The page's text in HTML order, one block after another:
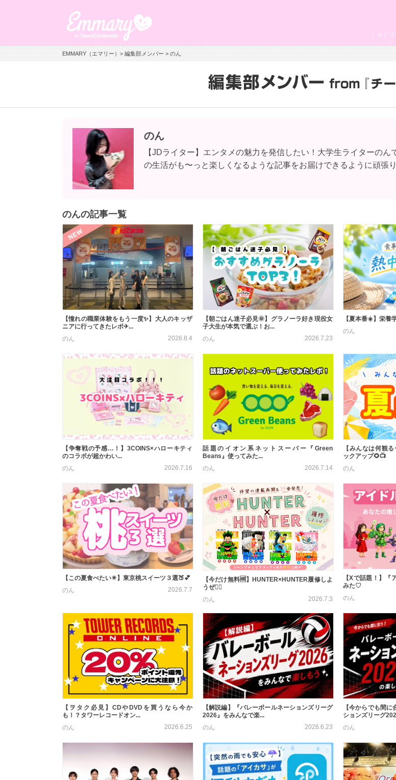
カテゴ
EMMARY（エマリー）>編集部メンバー> のん
のん
【JDライター】エンタメの魅力を発信したい！大学生ライターのん
の生活がも〜っと楽しくなるような記事をお届けできるように頑張
のんの記事一覧
【憧れの職業体験をもう一度✨】大人のキッザ
ニアに行ってきたレポ✈...
のん
2026.8.4
【朝ごはん迷子必見🌞】グラノーラ好き現役女
子大生が本気で選ぶ！お...
のん
2026.7.23
【夏本番☀️】栄養
のん
【争奪戦の予感…！】3COINS×ハローキティ
のコラボが超かわい...
のん
2026.7.16
話題のイオン系ネットスーパー『Green
Beans』使ってみた...
のん
2026.7.14
【みんなは何観
ックアップ🌻📺
のん
【この夏食べたい☀︎】東京桃スイーツ３選🍑💕
のん
2026.7.7
【今だけ無料🆓】HUNTER×HUNTER履修しよ
うぜ❤️‍🔥
のん
2026.7.3
【Xで話題！】『
みた♡
のん
【ヲタク必見】CDやDVDを買うなら今か
も！？タワーレコードオン...
のん
2026.6.25
【解説編】『バレーボールネーションズリーグ
2026』をみんなで楽...
のん
2026.6.23
【今からでも間
ションズリーグ
のん